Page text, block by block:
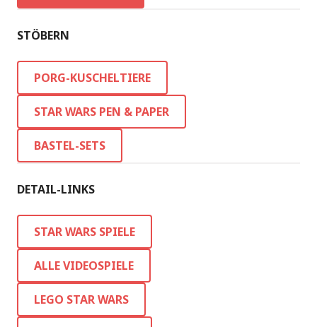
STÖBERN
PORG-KUSCHELTIERE
STAR WARS PEN & PAPER
BASTEL-SETS
DETAIL-LINKS
STAR WARS SPIELE
ALLE VIDEOSPIELE
LEGO STAR WARS